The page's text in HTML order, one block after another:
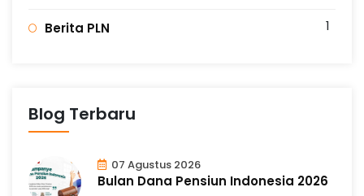
Berita PLN 1
Blog Terbaru
07 Agustus 2026
Bulan Dana Pensiun Indonesia 2026